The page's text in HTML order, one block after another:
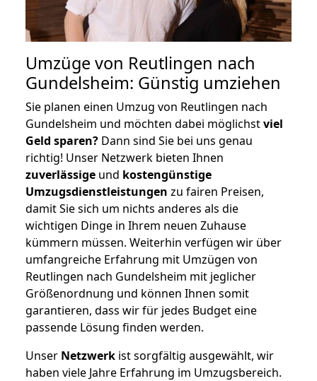
Umzüge von Reutlingen nach
Gundelsheim: Günstig umziehen
Sie planen einen Umzug von Reutlingen nach
Gundelsheim und möchten dabei möglichstviel
Geld sparen? Dann sind Sie bei uns genau
richtig! Unser Netzwerk bieten Ihnen
zuverlässige und kostengünstige
Umzugsdienstleistungen zu fairen Preisen,
damit Sie sich um nichts anderes als die
wichtigen Dinge in Ihrem neuen Zuhause
kümmern müssen. Weiterhin verfügen wir über
umfangreiche Erfahrung mit Umzügen von
Reutlingen nach Gundelsheim mit jeglicher
Größenordnung und können Ihnen somit
garantieren, dass wir für jedes Budget eine
passende Lösung finden werden.
Unser Netzwerk ist sorgfältig ausgewählt, wir
haben viele Jahre Erfahrung im Umzugsbereich.